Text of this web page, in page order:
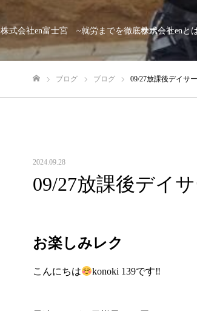
株式会社en富士宮 ~就労までを徹底サポート~
株式会社enと
ブログ ブログ 09/27放課後デイサ
2024.09.28
09/27放課後デイ
お楽しみレク
こんにちは konoki 139です‼︎